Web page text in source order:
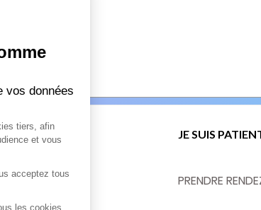
RAPIDE
SERVICES
JE SUIS
PRENDRE
vos données
tiers, afin
et vous
acceptez tous
les cookies.